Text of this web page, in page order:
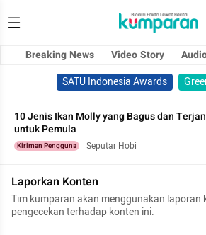
Breaking News Video Story
SATU Indonesia Awards
10 Jenis Ikan Molly yang Bagus dan
untuk Pemula
Kiriman Pengguna Seputar Hobi
Laporkan Konten
Tim kumparan akan menggunakan laporan
pengecekan terhadap konten ini.